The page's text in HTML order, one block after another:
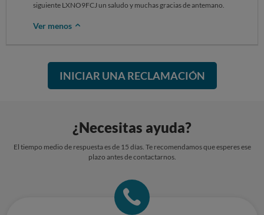
siguiente LXNO9FCJ un saludo y muchas gracias de antemano.
Ver menos
INICIAR UNA RECLAMACIÓN
¿Necesitas ayuda?
El tiempo medio de respuesta es de 15 días. Te recomendamos que esperes ese
plazo antes de contactarnos.